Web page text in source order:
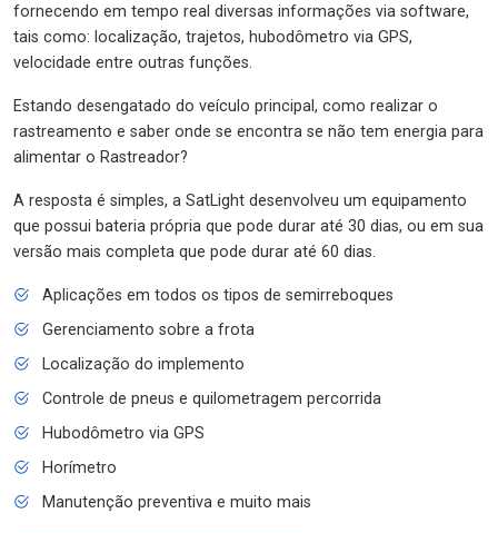
fornecendo em tempo real diversas informações via software,
tais como: localização, trajetos, hubodômetro via GPS,
velocidade entre outras funções.
Estando desengatado do veículo principal, como realizar o
rastreamento e saber onde se encontra se não tem energia para
alimentar o Rastreador?
A resposta é simples, a SatLight desenvolveu um equipamento
que possui bateria própria que pode durar até 30 dias, ou em sua
versão mais completa que pode durar até 60 dias.
Aplicações em todos os tipos de semirreboques
Gerenciamento sobre a frota
Localização do implemento
Controle de pneus e quilometragem percorrida
Hubodômetro via GPS
Horímetro
Manutenção preventiva e muito mais